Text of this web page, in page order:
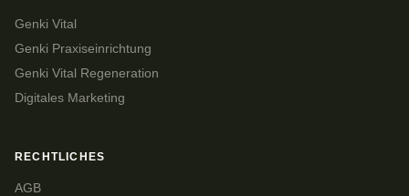
Genki Vital
Genki Praxiseinrichtung
Genki Vital Regeneration
Digitales Marketing
RECHTLICHES
AGB